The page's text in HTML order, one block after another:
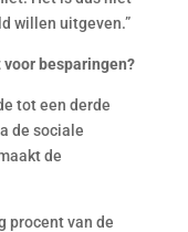
willen uitgeven.”
voor besparingen?
tot een derde
de sociale
de
procent van de